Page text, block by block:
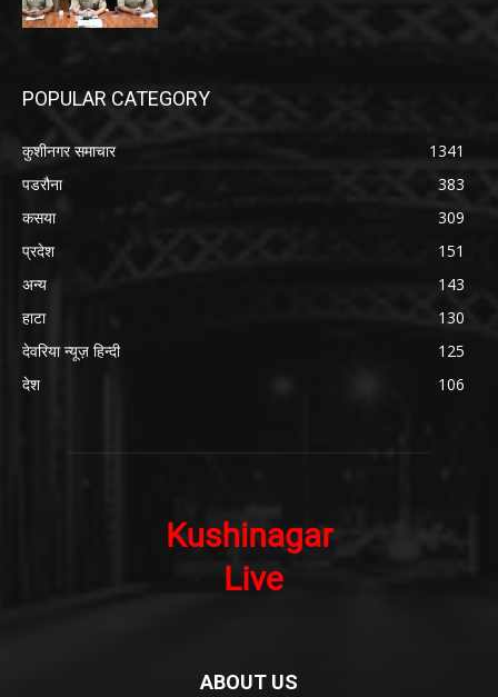
POPULAR CATEGORY
कुशीनगर समाचार
1341
पडरौना
383
कसया
309
प्रदेश
151
अन्य
143
हाटा
130
देवरिया न्यूज़ हिन्दी
125
देश
106
ABOUT US